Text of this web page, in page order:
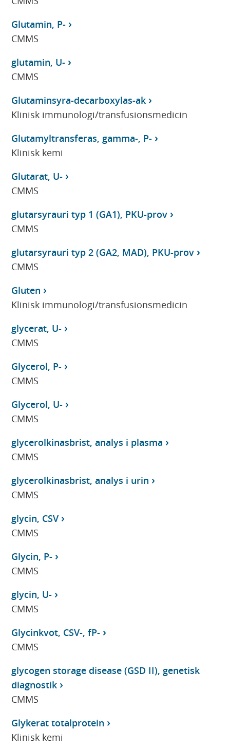
Glutamin, P-
CMMS
glutamin, U-
CMMS
Glutaminsyra-decarboxylas-ak
Klinisk immunologi/transfusionsmedicin
Glutamyltransferas, gamma-, P-
Klinisk kemi
Glutarat, U-
CMMS
glutarsyrauri typ 1 (GA1), PKU-prov
CMMS
glutarsyrauri typ 2 (GA2, MAD), PKU-prov
CMMS
Gluten
Klinisk immunologi/transfusionsmedicin
glycerat, U-
CMMS
Glycerol, P-
CMMS
Glycerol, U-
CMMS
glycerolkinasbrist, analys i plasma
CMMS
glycerolkinasbrist, analys i urin
CMMS
glycin, CSV
CMMS
Glycin, P-
CMMS
glycin, U-
CMMS
Glycinkvot, CSV-, fP-
CMMS
glycogen storage disease (GSD II), genetisk
diagnostik
CMMS
Glykerat totalprotein
Klinisk kemi